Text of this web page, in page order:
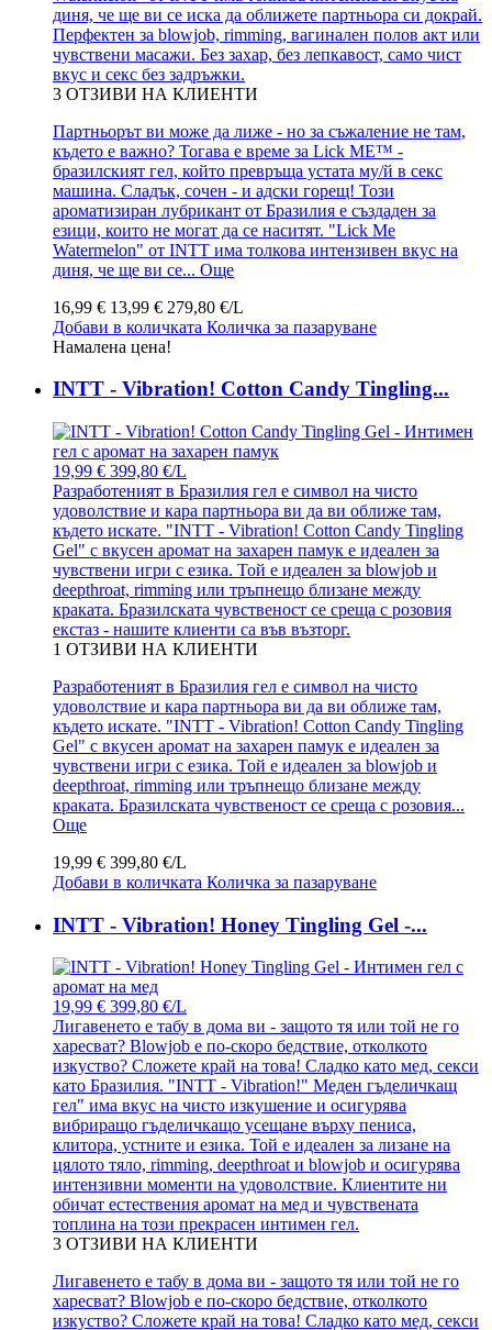
диня, че ще ви се иска да оближете партньора си докрай.
Перфектен за blowjob, rimming, вагинален полов акт или
чувствени масажи. Без захар, без лепкавост, само чист
вкус и секс без задръжки.
3 ОТЗИВИ НА КЛИЕНТИ
Партньорът ви може да лиже - но за съжаление не там,
където е важно? Тогава е време за Lick ME™ -
бразилският гел, който превръща устата му/й в секс
машина. Сладък, сочен - и адски горещ! Този
ароматизиран лубрикант от Бразилия е създаден за
езици, които не могат да се наситят. "Lick Me
Watermelon" от INTT има толкова интензивен вкус на
диня, че ще ви се... Още
16,99 € 13,99 € 279,80 €/L
Добави в количката Количка за пазаруване
Намалена цена!
INTT - Vibration! Cotton Candy Tingling...
19,99 € 399,80 €/L
Разработеният в Бразилия гел е символ на чисто
удоволствие и кара партньора ви да ви оближе там,
където искате. "INTT - Vibration! Cotton Candy Tingling
Gel" с вкусен аромат на захарен памук е идеален за
чувствени игри с езика. Той е идеален за blowjob и
deepthroat, rimming или тръпнещо близане между
краката. Бразилската чувственост се среща с розовия
екстаз - нашите клиенти са във възторг.
1 ОТЗИВИ НА КЛИЕНТИ
Разработеният в Бразилия гел е символ на чисто
удоволствие и кара партньора ви да ви оближе там,
където искате. "INTT - Vibration! Cotton Candy Tingling
Gel" с вкусен аромат на захарен памук е идеален за
чувствени игри с езика. Той е идеален за blowjob и
deepthroat, rimming или тръпнещо близане между
краката. Бразилската чувственост се среща с розовия...
Още
19,99 € 399,80 €/L
Добави в количката Количка за пазаруване
INTT - Vibration! Honey Tingling Gel -...
19,99 € 399,80 €/L
Лигавенето е табу в дома ви - защото тя или той не го
харесват? Blowjob е по-скоро бедствие, отколкото
изкуство? Сложете край на това! Сладко като мед, секси
като Бразилия. "INTT - Vibration!" Меден гъделичкащ
гел" има вкус на чисто изкушение и осигурява
вибриращо гъделичкащо усещане върху пениса,
клитора, устните и езика. Той е идеален за лизане на
цялото тяло, rimming, deepthroat и blowjob и осигурява
интензивни моменти на удоволствие. Клиентите ни
обичат естествения аромат на мед и чувствената
топлина на този прекрасен интимен гел.
3 ОТЗИВИ НА КЛИЕНТИ
Лигавенето е табу в дома ви - защото тя или той не го
харесват? Blowjob е по-скоро бедствие, отколкото
изкуство? Сложете край на това! Сладко като мед, секси